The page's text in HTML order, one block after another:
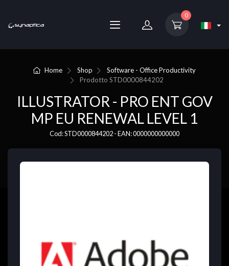
0
Home Shop
Software - Office Productivity
ProdottoSTD0000844202
ILLUSTRATOR - PRO ENT GOV
MP EU RENEWAL LEVEL 1
Cod: STD0000844202 - EAN: 0000000000000